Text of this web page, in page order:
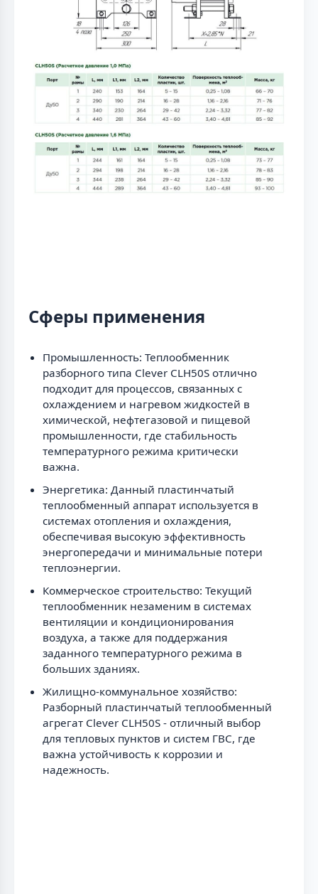
Сферы применения
Промышленность: Теплообменник
разборного типа Clever CLH50S отлично
подходит для процессов, связанных с
охлаждением и нагревом жидкостей в
химической, нефтегазовой и пищевой
промышленности, где стабильность
температурного режима критически
важна.
Энергетика: Данный пластинчатый
теплообменный аппарат используется в
системах отопления и охлаждения,
обеспечивая высокую эффективность
энергопередачи и минимальные потери
теплоэнергии.
Коммерческое строительство: Текущий
теплообменник незаменим в системах
вентиляции и кондиционирования
воздуха, а также для поддержания
заданного температурного режима в
больших зданиях.
Жилищно-коммунальное хозяйство:
Разборный пластинчатый теплообменный
агрегат Clever CLH50S - отличный выбор
для тепловых пунктов и систем ГВС, где
важна устойчивость к коррозии и
надежность.